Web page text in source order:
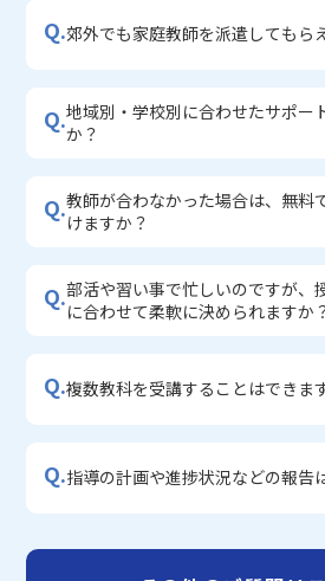
Q.郊外でも家庭教師を派遣してもら
Q.地域別・学校別に合わせたサポー
か？
Q.教師が合わなかった場合は、無料
けますか？
Q.部活や習い事で忙しいのですが、
に合わせて柔軟に決められますか
Q.複数教科を受講することはできま
Q.指導の計画や進捗状況などの報告